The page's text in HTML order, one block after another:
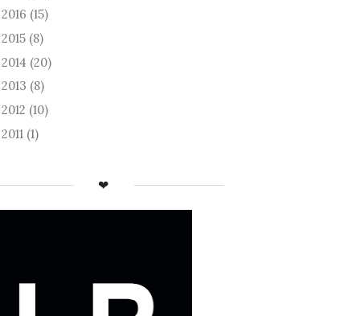
2016 (15)
2015 (8)
2014 (20)
2013 (8)
2012 (10)
2011 (1)
❤